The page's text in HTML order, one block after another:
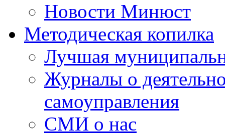
Новости Минюст
Методическая копилка
Лучшая
Журналы о
самоуправления
СМИ о нас